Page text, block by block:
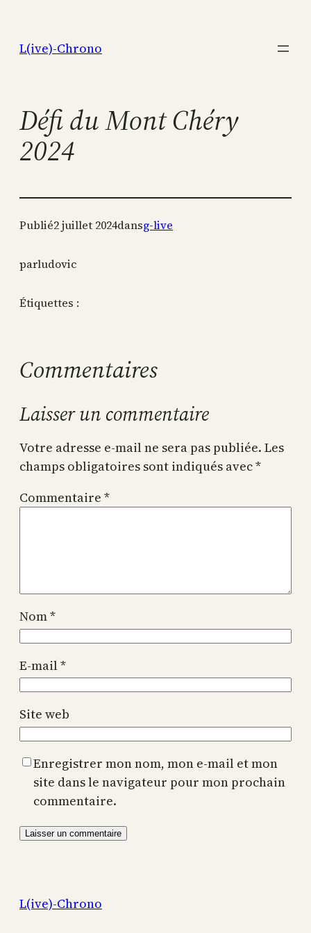
contenu
L(ive)-Chrono
Défi du Mont Chéry
2024
Publié2 juillet 2024dansg-live
parludovic
Étiquettes :
Commentaires
Laisser un commentaire
Votre adresse e-mail ne sera pas publiée. Les
champs obligatoires sont indiqués avec*
Commentaire *
Nom*
E-mail*
Site web
Enregistrer mon nom, mon e-mail et mon
site dans le navigateur pour mon prochain
commentaire.
L(ive)-Chrono